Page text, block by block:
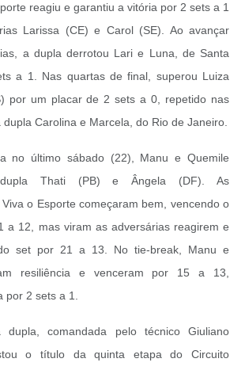
reagiu e garantiu a vitória por 2 sets a 1
Larissa (CE) e Carol (SE). Ao avançar
a dupla derrotou Lari e Luna, de Santa
a 1. Nas quartas de final, superou Luiza
por um placar de 2 sets a 0, repetido nas
Carolina e Marcela, do Rio de Janeiro.
no último sábado (22), Manu e Quemile
Thati (PB) e Ângela (DF). As
o Esporte começaram bem, vencendo o
a 12, mas viram as adversárias reagirem e
set por 21 a 13. No tie-break, Manu e
resiliência e venceram por 15 a 13,
2 sets a 1.
comandada pelo técnico Giuliano
o título da quinta etapa do Circuito